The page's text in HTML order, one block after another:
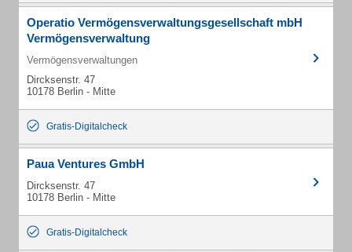
Operatio Vermögensverwaltungsgesellschaft mbH
Vermögensverwaltung
Vermögensverwaltungen
Dircksenstr. 47
10178 Berlin - Mitte
Gratis-Digitalcheck
Paua Ventures GmbH
Dircksenstr. 47
10178 Berlin - Mitte
Gratis-Digitalcheck